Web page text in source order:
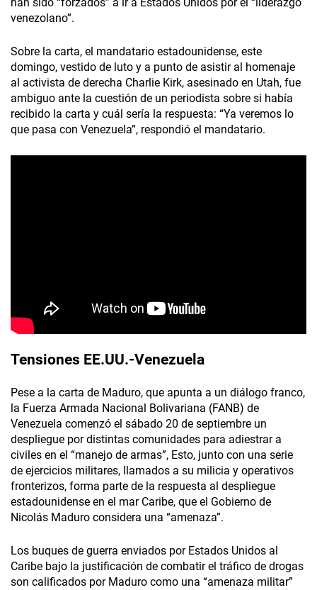
venezolano”.
Sobre la carta, el mandatario estadounidense, este
domingo, vestido de luto y a punto de asistir al homenaje
al activista de derecha Charlie Kirk, asesinado en Utah, fue
ambiguo ante la cuestión de un periodista sobre si había
recibido la carta y cuál sería la respuesta: “Ya veremos lo
que pasa con Venezuela”, respondió el mandatario.
Tensiones EE.UU.-Venezuela
Pese a la carta de Maduro, que apunta a un diálogo franco,
la Fuerza Armada Nacional Bolivariana (FANB) de
Venezuela comenzó el sábado 20 de septiembre un
despliegue por distintas comunidades para adiestrar a
civiles en el “manejo de armas”, Esto, junto con una serie
de ejercicios militares, llamados a su milicia y operativos
fronterizos, forma parte de la respuesta al despliegue
estadounidense en el mar Caribe, que el Gobierno de
Nicolás Maduro considera una “amenaza”.
Los buques de guerra enviados por Estados Unidos al
Caribe bajo la justificación de combatir el tráfico de drogas
son calificados por Maduro como una “amenaza militar”